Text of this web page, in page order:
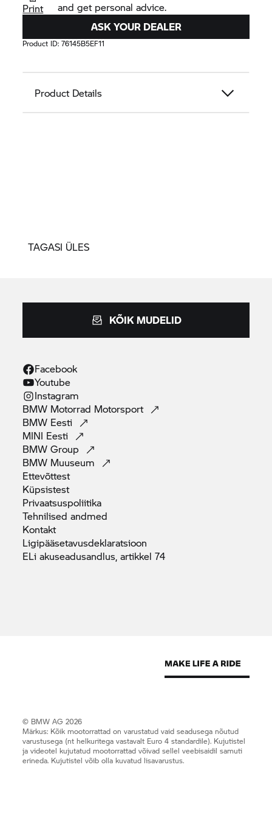
Print
and get personal advice.
ASK YOUR DEALER
Product ID:76145B5EF11
Product Details
TAGASI ÜLES
KÕIK MUDELID
Facebook
Youtube
Instagram
BMW Motorrad Motorsport
BMW Eesti
MINI Eesti
BMWGroup
BMW Muuseum
Ettevõttest
Küpsistest
Privaatsuspoliitika
Tehnilisedandmed
Kontakt
Ligipääsetavusdeklaratsioon
ELi akuseadusandlus, artikkel74
© BMW AG 2026
Märkus: Kõik mootorrattad on varustatud vaid seadusega nõutud
varustusega (nt helkuritega vastavalt Euro 4 standardile). Kujutistel
ja videotel kujutatud mootorrattad võivad sellel veebisaidil samuti
erineda. Kujutistel võib olla kuvatud lisavarustus.